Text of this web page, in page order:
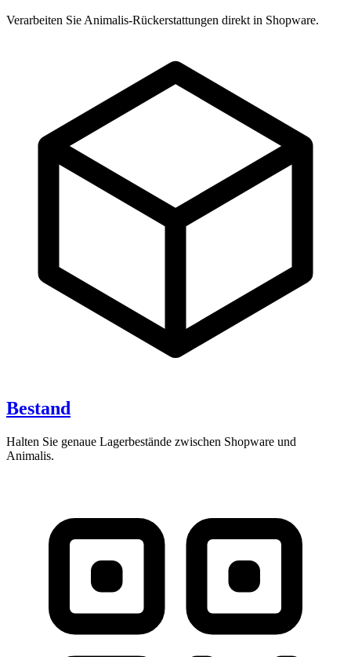
Verarbeiten Sie Animalis-Rückerstattungen direkt in Shopware.
Bestand
Halten Sie genaue Lagerbestände zwischen Shopware und
Animalis.